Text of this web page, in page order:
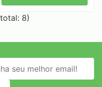
8)